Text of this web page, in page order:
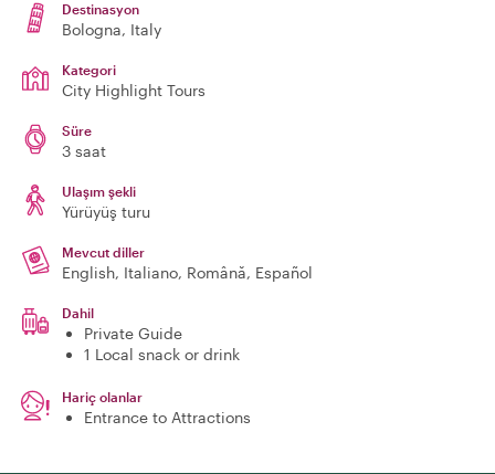
Destinasyon
Bologna, Italy
Kategori
City Highlight Tours
Süre
3 saat
Ulaşım şekli
Yürüyüş turu
Mevcut diller
English, Italiano, Română, Español
Dahil
Private Guide
1 Local snack or drink
Hariç olanlar
Entrance to Attractions